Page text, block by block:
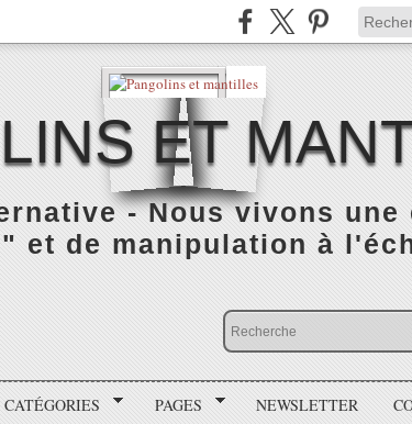
ET
- Nous vivons une
et de manipulation à
CATÉGORIES PAGES NEWSLETTER